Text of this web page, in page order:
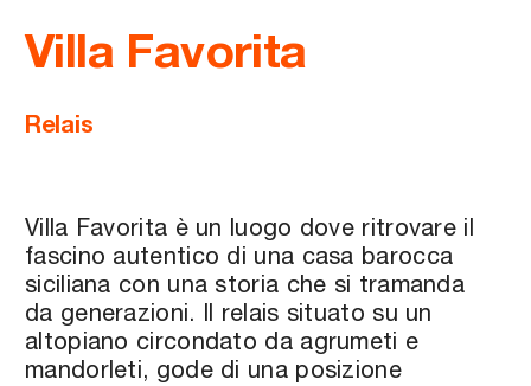
Villa Favorita
Relais
Villa Favorita è un luogo dove ritrovare il
fascino autentico di una casa barocca
siciliana con una storia che si tramanda
da generazioni. Il relais situato su un
altopiano circondato da agrumeti e
mandorleti, gode di una posizione